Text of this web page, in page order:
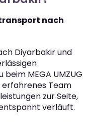
nach
Diyarbakir und
MEGA UMZUG
erfahrenes Team
zur Seite,
verläuft.